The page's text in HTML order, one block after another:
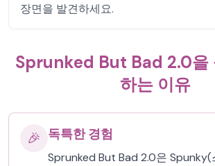
장면을 발견하세요.
Sprunked But Bad 2.0을
하는 이유
🎉 독특한 경험
Sprunked But Bad 2.0은 Spunky(